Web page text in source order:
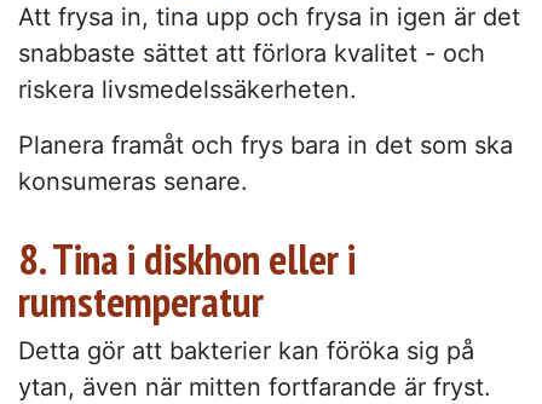
Att frysa in, tina upp och frysa in igen är det
snabbaste sättet att förlora kvalitet - och
riskera livsmedelssäkerheten.
Planera framåt och frys bara in det som ska
konsumeras senare.
8. Tina i diskhon eller i
rumstemperatur
Detta gör att bakterier kan föröka sig på
ytan, även när mitten fortfarande är fryst.